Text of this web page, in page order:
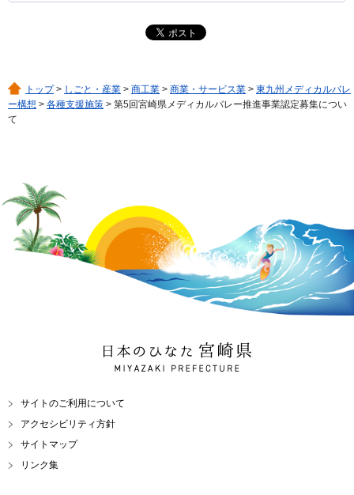
トップ> しごと・産業 > 商工業 > 商業・サービス業 > 東九州メディカルバレ
ー構想 > 各種支援施策 > 第5回宮崎県メディカルバレー推進事業認定募集につい
て
日本のひなた 宮崎県
MIYAZAKI PREFECTURE
サイトのご利用について
アクセシビリティ方針
サイトマップ
リンク集